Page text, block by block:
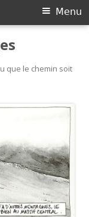
que le chemin soit
Menu